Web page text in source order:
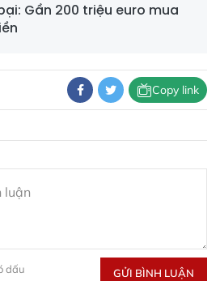
Gần 200 triệu euro mua
Copy link
dấu GỬI BÌNH LUẬN